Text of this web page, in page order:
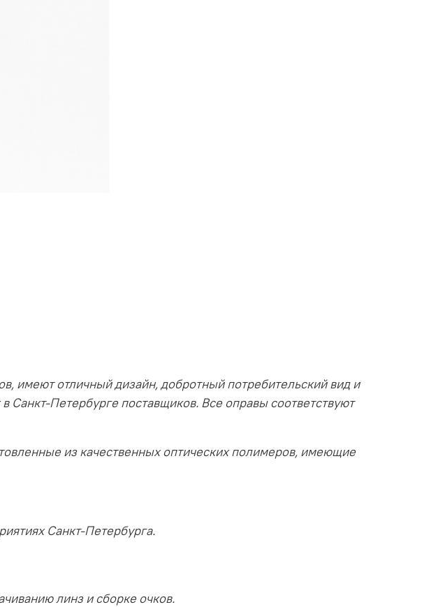
имеют отличный дизайн, добротный потребительский вид и
Санкт-Петербурге поставщиков. Все оправы соответствуют
из качественных оптических полимеров, имеющие
Санкт-Петербурга.
линз и сборке очков.